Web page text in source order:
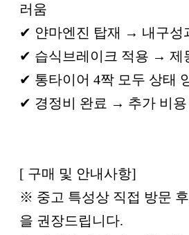
러움
✔ 얀마엔진 탑재 → 내구성
✔ 습식브레이크 적용 → 제
✔ 통타이어 4짝 모두 상태
✔ 경정비 완료 → 추가 비용
[ 구매 및 안내사항]
※ 중고 특성상 직접 방문
을 권장드립니다.